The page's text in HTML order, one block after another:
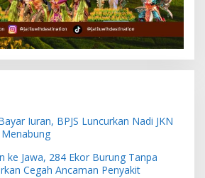
Iuran, BPJS Luncurkan Nadi JKN
ke Jawa, 284 Ekor Burung Tanpa
Cegah Ancaman Penyakit